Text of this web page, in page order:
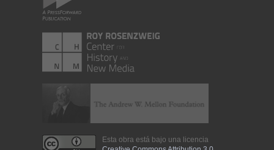
Esta obra está bajo una licencia